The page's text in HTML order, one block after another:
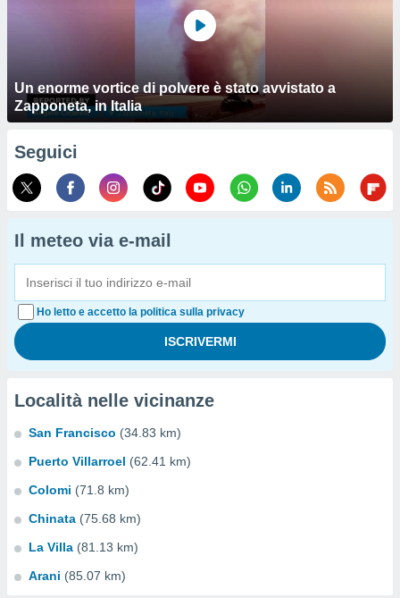
Un enorme vortice di polvere è stato avvistato a
Zapponeta, in Italia
Seguici
Il meteo via e-mail
Ho letto e accetto la politica sulla privacy
Località nelle vicinanze
San Francisco (34.83 km)
Puerto Villarroel (62.41 km)
Colomi (71.8 km)
Chinata (75.68 km)
La Villa (81.13 km)
Arani (85.07 km)